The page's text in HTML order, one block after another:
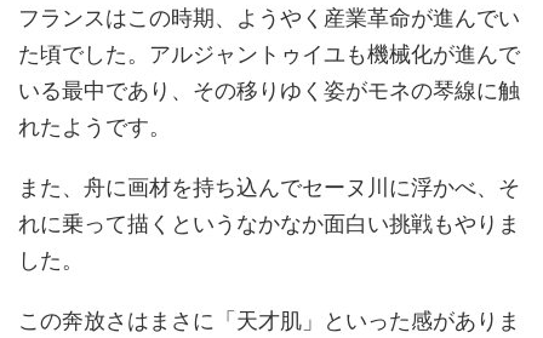
フランスはこの時期、ようやく産業革命が進んでい
た頃でした。アルジャントゥイユも機械化が進んで
いる最中であり、その移りゆく姿がモネの琴線に触
れたようです。
また、舟に画材を持ち込んでセーヌ川に浮かべ、そ
れに乗って描くというなかなか面白い挑戦もやりま
した。
この奔放さはまさに「天才肌」といった感がありま